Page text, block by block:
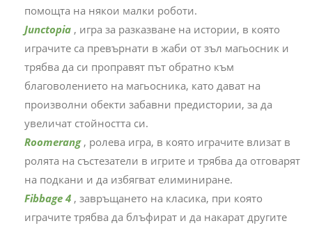
помощта на някои малки роботи.
Junctopia , игра за разказване на истории, в която
играчите са превърнати в жаби от зъл магьосник и
трябва да си проправят път обратно към
благоволението на магьосника, като дават на
произволни обекти забавни предистории, за да
увеличат стойността си.
Roomerang , ролева игра, в която играчите влизат в
ролята на състезатели в игрите и трябва да отговарят
на подкани и да избягват елиминиране.
Fibbage 4 , завръщането на класика, при която
играчите трябва да блъфират и да накарат другите